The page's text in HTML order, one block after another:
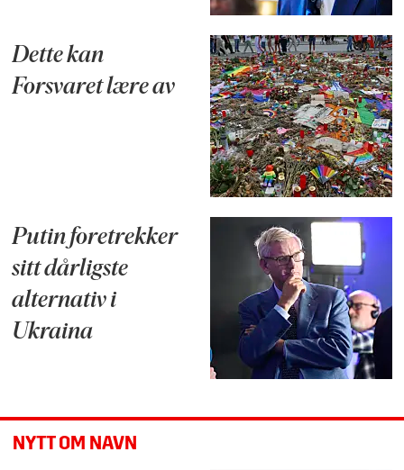
Dette kan
Forsvaret lære av
Putin foretrekker
sitt dårligste
alternativ i
Ukraina
NYTT OM NAVN